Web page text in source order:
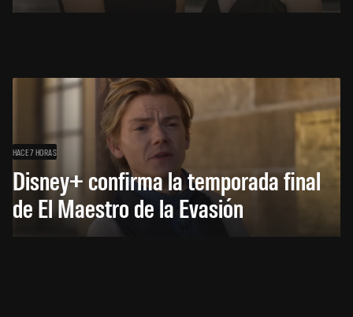
HACE 7 HORAS
Disney+ confirma la temporada final
de El Maestro de la Evasión